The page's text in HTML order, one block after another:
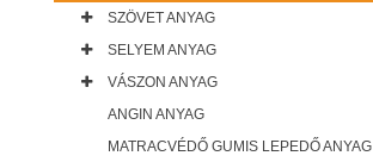
SZÖVET ANYAG
SELYEM ANYAG
VÁSZON ANYAG
ANGIN ANYAG
MATRACVÉDŐ GUMIS LEPEDŐ ANYAG